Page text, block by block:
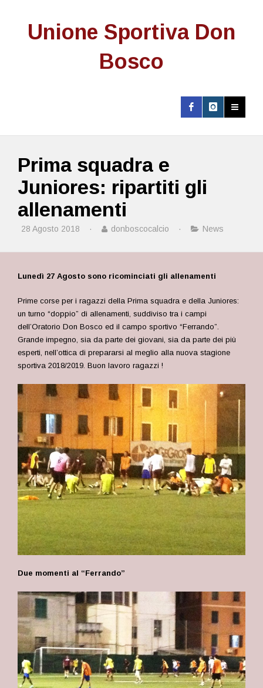
Unione Sportiva Don
Bosco
Prima squadra e
Juniores: ripartiti gli
allenamenti
28 Agosto 2018 · donboscocalcio · News
Lunedì 27 Agosto sono ricominciati gli allenamenti
Prime corse per i ragazzi della Prima squadra e della Juniores:
un turno “doppio” di allenamenti, suddiviso tra i campi
dell’Oratorio Don Bosco ed il campo sportivo “Ferrando”.
Grande impegno, sia da parte dei giovani, sia da parte dei più
esperti, nell’ottica di prepararsi al meglio alla nuova stagione
sportiva 2018/2019. Buon lavoro ragazzi !
Due momenti al “Ferrando”